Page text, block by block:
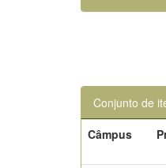
Conjunto de
Câmpus